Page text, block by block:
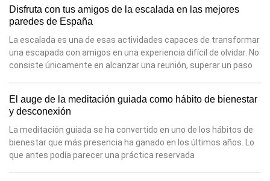
Disfruta con tus amigos de la escalada en las mejores
paredes de España
La escalada es una de esas actividades capaces de transformar
una escapada con amigos en una experiencia difícil de olvidar. No
consiste únicamente en alcanzar una reunión, superar un paso
El auge de la meditación guiada como hábito de bienestar
y desconexión
La meditación guiada se ha convertido en uno de los hábitos de
bienestar que más presencia ha ganado en los últimos años. Lo
que antes podía parecer una práctica reservada